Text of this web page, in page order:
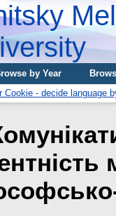
by Year